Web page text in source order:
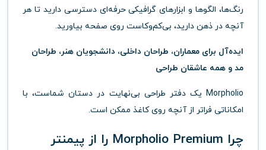
رنگ‌ها، الگوها و ابزارهای گرافیکی حرفه‌ای دسترسی دارید تا هر
آنچه در ذهن دارید، بی‌کم‌وکاست روی صفحه بیاورید.
ایده‌آل برای معماران، طراحان داخلی، دانشجویان هنر، طراحان
مد و همه عاشقان طراحی
Morpholio یک دفتر طراحی بی‌نهایت در دستان شماست، با
امکاناتی فراتر از آنچه روی کاغذ ممکن است.
چرا Morpholio Premium را از
پیمنتر